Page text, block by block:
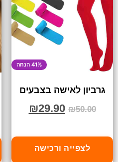
41% הנחה
גרביון לאישה בצבעים
₪50.00
₪29.90
לצפייה ורכישה